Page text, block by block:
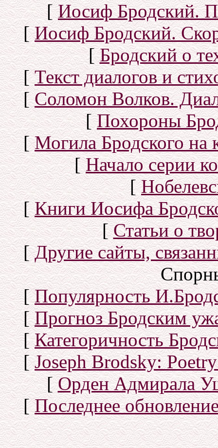
[Иосиф Бродский.
[Иосиф Бродский.
[Бродский о
[Текст диалогов и
[Соломон Волков.
[Похороны
[Могила Бродского
[Начало серии
[
[Книги Иосифа
[Статьи о
[Другие сайты,
[Популярность
[Прогноз Бродским
[Категоричность
[Joseph Brodsky:
[Орден Адмирала
[Последнее